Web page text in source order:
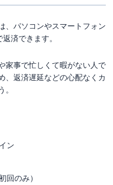
、パソコンやスマートフォン
済できます。
家事で忙しくて暇がない人で
、返済遅延などの心配なくカ
。
ン
回のみ）